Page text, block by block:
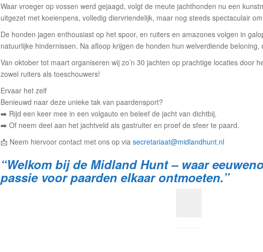
Waar vroeger op vossen werd gejaagd, volgt de meute jachthonden nu een
uitgezet met koeienpens, volledig diervriendelijk, maar nog steeds spectaculair
De honden jagen enthousiast op het spoor, en ruiters en amazones volgen in
natuurlijke hindernissen. Na afloop krijgen de honden hun welverdiende beloning,
Van oktober tot maart organiseren wij zo’n 30 jachten op prachtige locaties door
zowel ruiters als toeschouwers!
Ervaar het zelf
Benieuwd naar deze unieke tak van paardensport?
➡️ Rijd een keer mee in een volgauto en beleef de jacht van dichtbij.
➡️ Of neem deel aan het jachtveld als gastruiter en proef de sfeer te paard.
📩 Neem hiervoor contact met ons op via secretariaat@midlandhunt.nl
“Welkom bij de Midland Hunt – waar
passie voor paarden elkaar ontmoeten.”